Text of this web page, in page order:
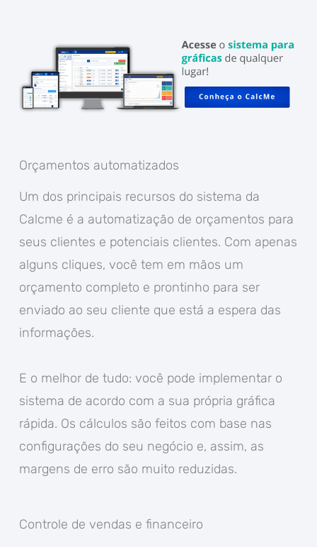
Orçamentos automatizados
Um dos principais recursos do sistema da
Calcme é a automatização de orçamentos para
seus clientes e potenciais clientes. Com apenas
alguns cliques, você tem em mãos um
orçamento completo e prontinho para ser
enviado ao seu cliente que está a espera das
informações.
E o melhor de tudo: você pode implementar o
sistema de acordo com a sua própria gráfica
rápida. Os cálculos são feitos com base nas
configurações do seu negócio e, assim, as
margens de erro são muito reduzidas.
Controle de vendas e financeiro